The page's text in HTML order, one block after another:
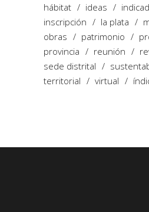
hábitat
ideas
inscripción
la plata
obras
patrimonio
provincia
reunión
sede distrital
territorial
virtual